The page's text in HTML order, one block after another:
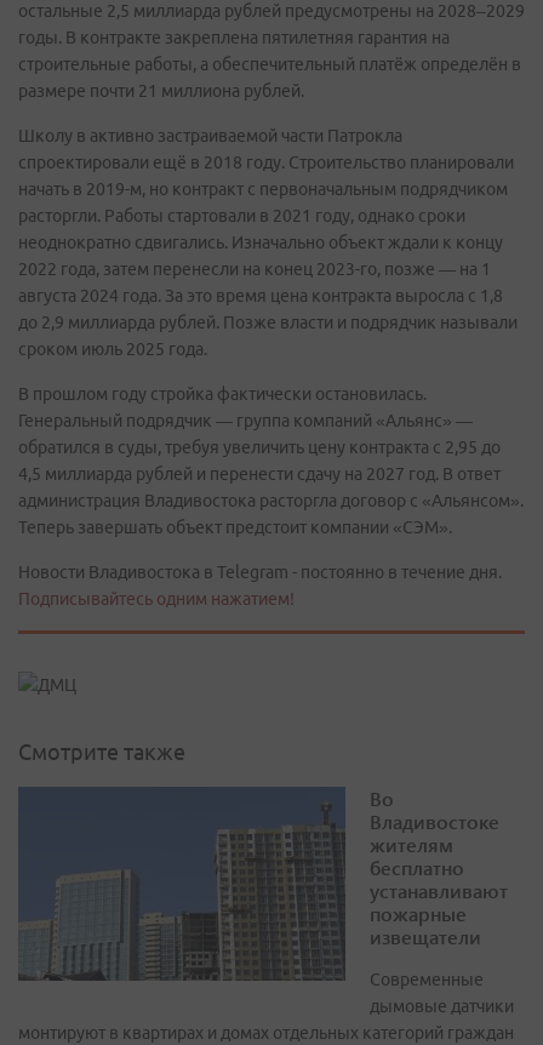
остальные 2,5 миллиарда рублей предусмотрены на 2028–2029
годы. В контракте закреплена пятилетняя гарантия на
строительные работы, а обеспечительный платёж определён в
размере почти 21 миллиона рублей.
Школу в активно застраиваемой части Патрокла
спроектировали ещё в 2018 году. Строительство планировали
начать в 2019-м, но контракт с первоначальным подрядчиком
расторгли. Работы стартовали в 2021 году, однако сроки
неоднократно сдвигались. Изначально объект ждали к концу
2022 года, затем перенесли на конец 2023-го, позже — на 1
августа 2024 года. За это время цена контракта выросла с 1,8
до 2,9 миллиарда рублей. Позже власти и подрядчик называли
сроком июль 2025 года.
В прошлом году стройка фактически остановилась.
Генеральный подрядчик — группа компаний «Альянс» —
обратился в суды, требуя увеличить цену контракта с 2,95 до
4,5 миллиарда рублей и перенести сдачу на 2027 год. В ответ
администрация Владивостока расторгла договор с «Альянсом».
Теперь завершать объект предстоит компании «СЭМ».
Новости Владивостока в Telegram - постоянно в течение дня.
Подписывайтесь одним нажатием!
Смотрите также
Во
Владивостоке
жителям
бесплатно
устанавливают
пожарные
извещатели
Современные
дымовые датчики
монтируют в квартирах и домах отдельных категорий граждан